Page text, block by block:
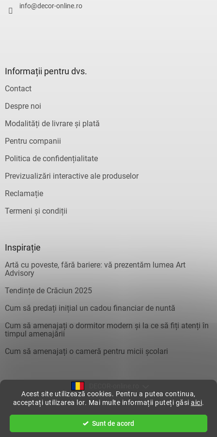
Acest site utilizează cookies. Pentru a putea continua,
acceptați utilizarea lor. Mai multe informații puteți găsi aici.
Sunt de acord
info@decor-online.ro
Informații pentru dvs.
Contact
Despre noi
Modalități de livrare și plată
Pentru companii
Politica de confidențialitate
Previzualizări interactive ale produselor
Reclamație
Termeni și condiții
Inspirație
Artă cu poveste, fără bariere: vă prezentăm lumea Art
Advisory
Tendințe de Crăciun 2025
Cum să predați inițial un cadou financiar de nuntă
Cum să amenajați o dormitor modern și la ce să fiți atenți în
timpul amenajării
Cum să amenajați o cameră pentru micii școlari